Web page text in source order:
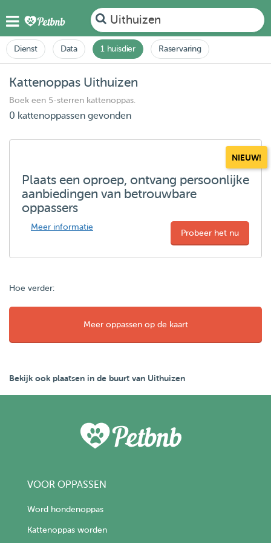
Uithuizen
Dienst Data 1 huisdier Raservaring
Kattenoppas Uithuizen
Boek een 5-sterren kattenoppas.
0 kattenoppassen gevonden
NIEUW!
Plaats een oproep, ontvang persoonlijke
aanbiedingen van betrouwbare
oppassers
Meer informatie
Probeer het nu
Hoe verder:
Meer oppassen op de kaart
Bekijk ook plaatsen in de buurt van Uithuizen
VOOR OPPASSEN
Word hondenoppas
Kattenoppas worden